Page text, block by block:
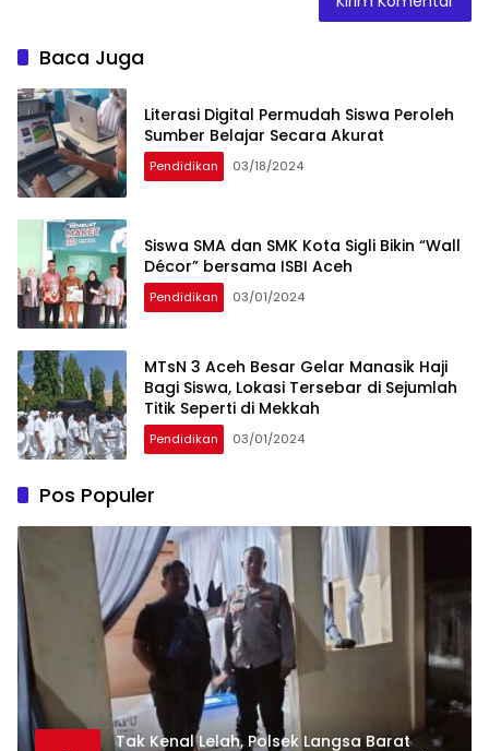
Baca Juga
Literasi Digital Permudah Siswa Peroleh
Sumber Belajar Secara Akurat
Pendidikan 03/18/2024
Siswa SMA dan SMK Kota Sigli Bikin “Wall
Décor” bersama ISBI Aceh
Pendidikan 03/01/2024
MTsN 3 Aceh Besar Gelar Manasik Haji
Bagi Siswa, Lokasi Tersebar di Sejumlah
Titik Seperti di Mekkah
Pendidikan 03/01/2024
Pos Populer
Tak Kenal Lelah, Polsek Langsa Barat